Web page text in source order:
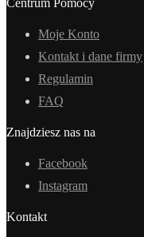
Centrum Pomocy
Moje Konto
Kontakt i dane firmy
Regulamin
FAQ
Znajdziesz nas na
Facebook
Instagram
Kontakt